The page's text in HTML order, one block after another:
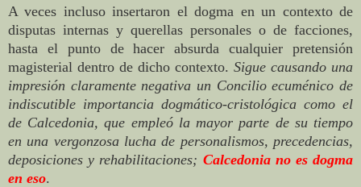
A veces incluso insertaron el dogma en un contexto de
disputas internas y querellas personales o de facciones,
hasta el punto de hacer absurda cualquier pretensión
magisterial dentro de dicho contexto. Sigue causando una
impresión claramente negativa un Concilio ecuménico de
indiscutible importancia dogmático-cristológica como el
de Calcedonia, que empleó la mayor parte de su tiempo
en una vergonzosa lucha de personalismos, precedencias,
deposiciones y rehabilitaciones; Calcedonia no es dogma
en eso.